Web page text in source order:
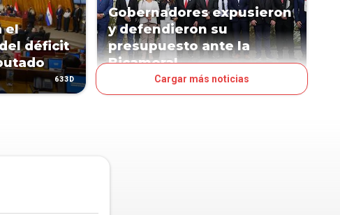
el
déficit
633D
Gobernadores expusieron
y defendieron su
presupuesto ante la
Bicameral
Cargar más noticias